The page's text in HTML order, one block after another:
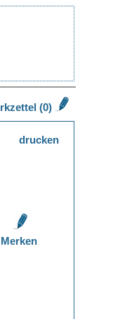
(0)
drucken
Merken